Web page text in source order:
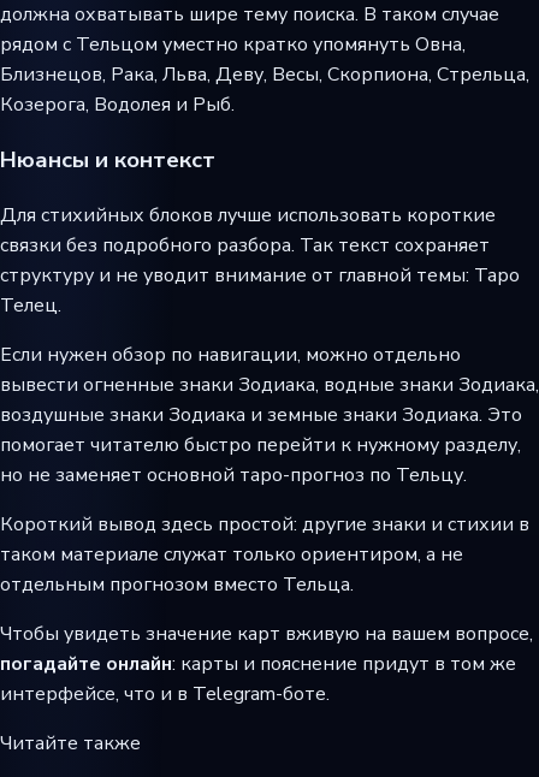
должна охватывать шире тему поиска. В таком случае
рядом с Тельцом уместно кратко упомянуть Овна,
Близнецов, Рака, Льва, Деву, Весы, Скорпиона, Стрельца,
Козерога, Водолея и Рыб.
Нюансы и контекст
Для стихийных блоков лучше использовать короткие
связки без подробного разбора. Так текст сохраняет
структуру и не уводит внимание от главной темы: Таро
Телец.
Если нужен обзор по навигации, можно отдельно
вывести огненные знаки Зодиака, водные знаки Зодиака,
воздушные знаки Зодиака и земные знаки Зодиака. Это
помогает читателю быстро перейти к нужному разделу,
но не заменяет основной таро-прогноз по Тельцу.
Короткий вывод здесь простой: другие знаки и стихии в
таком материале служат только ориентиром, а не
отдельным прогнозом вместо Тельца.
Чтобы увидеть значение карт вживую на вашем вопросе,
погадайте онлайн: карты и пояснение придут в том же
интерфейсе, что и в Telegram-боте.
Читайте также